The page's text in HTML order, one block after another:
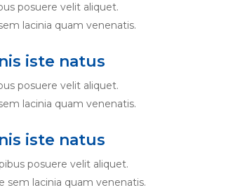
posuere velit aliquet.
lacinia quam venenatis.
iste natus
posuere velit aliquet.
lacinia quam venenatis.
iste natus
posuere velit aliquet.
sem lacinia quam venenatis.